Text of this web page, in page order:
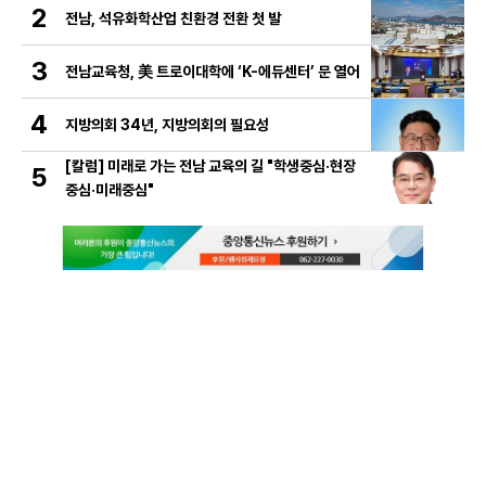
2 전남, 석유화학산업 친환경 전환 첫 발
3 전남교육청, 美 트로이대학에 ‘K-에듀센터’ 문 열어
4 지방의회 34년, 지방의회의 필요성
5
[칼럼] 미래로 가는 전남 교육의 길 "학생중심·현장
중심·미래중심"